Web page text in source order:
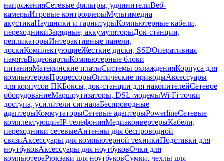
напряженияСетевые фильтры, удлинителиВеб-
камерыИгровые контроллерыМультимедиа
акустикаНаушники и гарнитурыКомпьютерные кабели,
переходникиЗарядные, аккумуляторыДок-станции,
репликаторыИнтерактивные панели,
доскиКомплектующиеЖесткие диски, SSDОперативная
памятьВидеокартыКомпьютерные блоки
питанияМатеринские платыСистемы охлажденияКорпуса для
компьютеровПроцессорыОптические приводыАксессуары
для корпусов ПКБоксы, док-станции для накопителейСетевое
оборудованиеМаршрутизаторы, DSL-модемыWi-Fi точки
доступа, усилители сигналаБеспроводные
адаптерыКоммутаторыСетевые адаптерыPowerlineСетевые
комплектующиеIP-телефонияМедиаконвертерыКабели,
переходники сетевыеАнтенны для беспроводной
связиАксессуары для компьютерной техникиПодставки для
ноутбуковАксессуары для ноутбуковОчки для
компьютераРюкзаки для ноутбуковСумки, чехлы для